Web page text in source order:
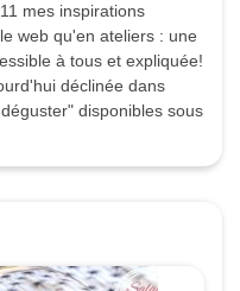
mes inspirations
web qu'en ateliers : une
à tous et expliquée!
déclinée dans
disponibles sous